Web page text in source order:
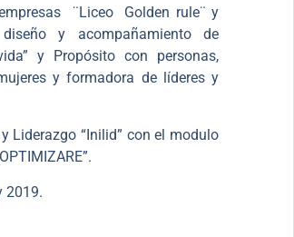
¨Liceo Golden rule¨ y
y acompañamiento de
y Propósito con personas,
y formadora de líderes y
Liderazgo “Inilid” con el modulo
2019.